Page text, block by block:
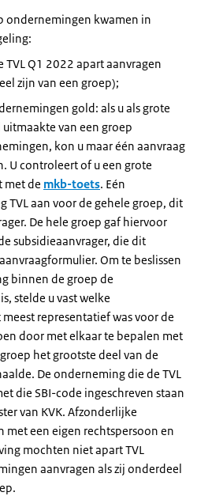
ondernemingen kwamen in
TVL Q1 2022 apart aanvragen
zijn van een groep);
gold: als u als grote
van een groep
kon u maar één aanvraag
U controleert of u een grote
met de mkb-toets. Eén
TVL aan voor de gehele groep, dit
De hele groep gaf hiervoor
subsidieaanvrager, die dit
Om te beslissen
binnen de groep de
stelde u vast welke
representatief was voor de
door met elkaar te bepalen met
het grootste deel van de
De onderneming die de TVL
die SBI-code ingeschreven staan
van KVK. Afzonderlijke
een eigen rechtspersoon en
mochten niet apart TVL
aanvragen als zij onderdeel